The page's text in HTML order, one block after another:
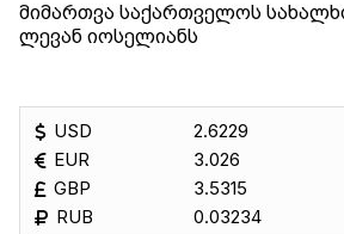
მიმართვა საქართველოს
ლევან იოსელიანს
USD
EUR
GBP
RUB
2.6229
3.026
3.5315
0.03234